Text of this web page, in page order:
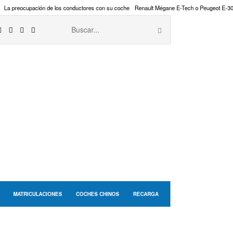
La preocupación de los conductores con su coche Renault Mégane E-Tech o Peugeot E-
MATRICULACIONES COCHES CHINOS RECARGA